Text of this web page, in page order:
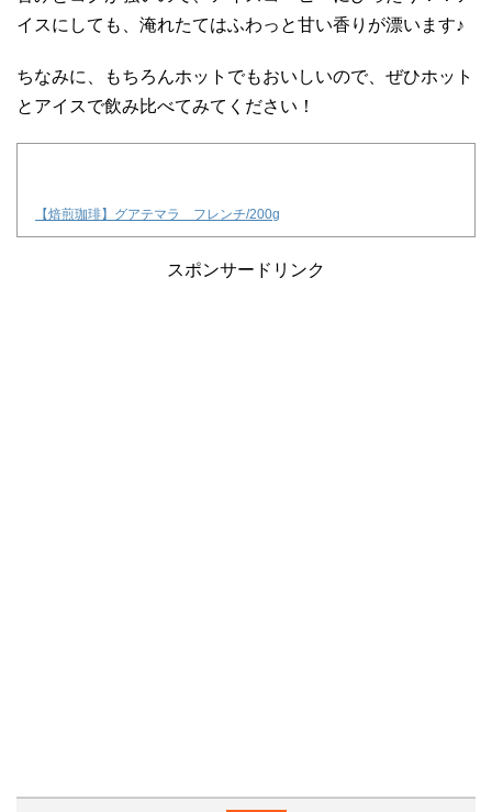
イスにしても、淹れたてはふわっと甘い香りが漂います♪
ちなみに、もちろんホットでもおいしいので、ぜひホット
とアイスで飲み比べてみてください！
【焙煎珈琲】グアテマラ フレンチ/200g
スポンサードリンク